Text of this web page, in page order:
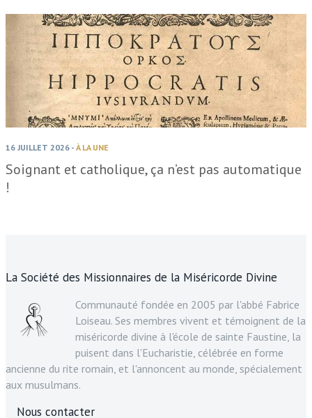
16 JUILLET 2026 - À LA UNE
Soignant et catholique, ça n’est pas automatique
!
La Société des Missionnaires de la Miséricorde Divine
Communauté fondée en 2005 par l'abbé Fabrice
Loiseau. Ses membres vivent et témoignent de la
miséricorde divine à l'école de sainte Faustine, la
puisent dans l'Eucharistie, célébrée en forme
ancienne du rite romain, et l'annoncent au monde, spécialement
aux musulmans.
Nous contacter